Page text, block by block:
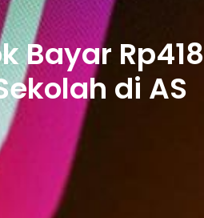
Bayar Rp418
di AS